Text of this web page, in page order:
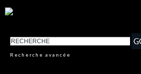
Recherche avancée